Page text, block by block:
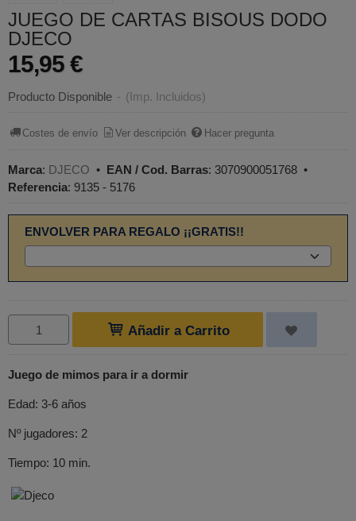
JUEGO DE CARTAS BISOUS DODO
DJECO
15,95 €
Producto Disponible - (Imp. Incluidos)
Costes de envío Ver descripción Hacer pregunta
Marca: DJECO • EAN / Cod. Barras: 3070900051768 •
Referencia: 9135 - 5176
ENVOLVER PARA REGALO ¡¡GRATIS!!
Añadir a Carrito
Juego de mimos para ir a dormir
Edad: 3-6 años
Nº jugadores: 2
Tiempo: 10 min.